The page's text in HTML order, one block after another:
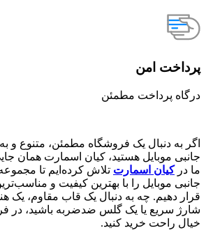
پرداخت امن
درگاه پرداخت مطمئن
اگر به دنبال یک فروشگاه مطمئن، متنوع و
جانبی موبایل هستید، کیان اسمارت همان
ما درکیان اسمارت تلاش کرده‌ایم تا
جانبی موبایل را با بهترین کیفیت و
قرار دهیم. چه به دنبال یک قاب مقاوم، یک
شارژ سریع یا یک گلس ضدضربه باشید، در
خیال راحت خرید کنید.